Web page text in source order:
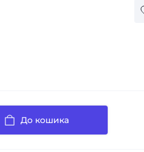
До кошика